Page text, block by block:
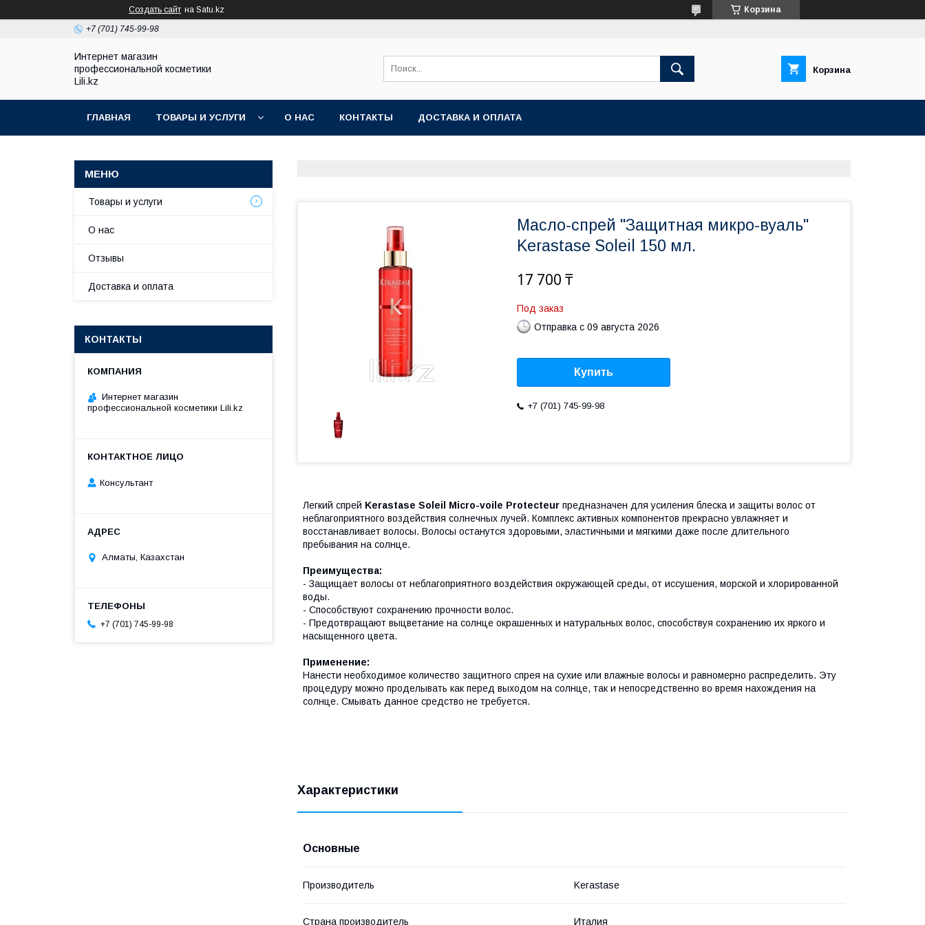
Создать сайт на Satu.kz Корзина
+7 (701) 745-99-98
Интернет магазин
профессиональной косметики
Lili.kz
Корзина
ГЛАВНАЯ ТОВАРЫ И УСЛУГИ О НАС КОНТАКТЫ ДОСТАВКА И ОПЛАТА
Масло-спрей "Защитная микро-вуаль"
Kerastase Soleil 150 мл.
17 700 ₸
Под заказ
Отправка с 09 августа 2026
Купить
+7 (701) 745-99-98
Легкий спрей Kerastase Soleil Micro-voile Protecteur предназначен для усиления блеска и защиты волос от
неблагоприятного воздействия солнечных лучей. Комплекс активных компонентов прекрасно увлажняет и
восстанавливает волосы. Волосы останутся здоровыми, эластичными и мягкими даже после длительного
пребывания на солнце.
Преимущества:
- Защищает волосы от неблагоприятного воздействия окружающей среды, от иссушения, морской и хлорированной
воды.
- Способствуют сохранению прочности волос.
- Предотвращают выцветание на солнце окрашенных и натуральных волос, способствуя сохранению их яркого и
насыщенного цвета.
Применение:
Нанести необходимое количество защитного спрея на сухие или влажные волосы и равномерно распределить. Эту
процедуру можно проделывать как перед выходом на солнце, так и непосредственно во время нахождения на
солнце. Смывать данное средство не требуется.
Характеристики
Основные
Производитель Kerastase
Страна производитель Италия
Товары и услуги
О нас
Отзывы
Доставка и оплата
КОНТАКТЫ
Интернет магазин
профессиональной косметики Lili.kz
Консультант
Алматы, Казахстан
+7 (701) 745-99-98